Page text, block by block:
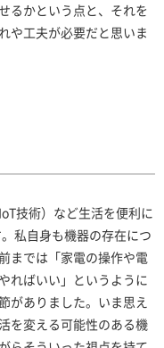
るかという点と、それを
や工夫が必要だと思いま
技術）など生活を便利に
私自身も機器の存在につ
までは「家電の操作や電
ればいい」というように
がありました。いま思え
を変える可能性のある機